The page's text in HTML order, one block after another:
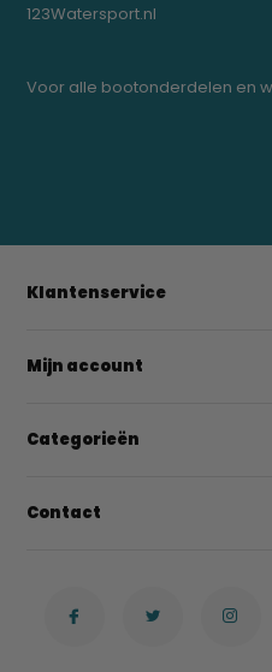
123Watersport.nl
Voor alle bootonderdelen en
Klantenservice
Mijn account
Categorieën
Contact